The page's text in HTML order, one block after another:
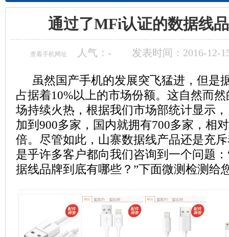
通过了MFi认证的数据线
查看手机网址 人气： - 发表时间：2016-12-
虽然国产手机的发展突飞猛进，但是
占据着10%以上的市场份额。这自然而
场持续火热，根据我们市场部统计显示
加到900多家，国内就拥有700多家，相
倍。尽管如此，山寨数据线产品还是充
是乎许多客户都向我们咨询到一个问题
据线品牌到底有哪些？”下面微测检测给